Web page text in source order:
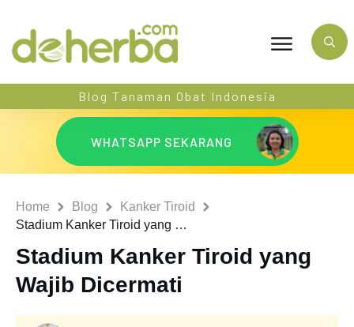
Blog Tanaman Obat Indonesia
WHATSAPP SEKARANG
Home Blog
Kanker Tiroid
Stadium Kanker Tiroid yang Wajib Dicermati
Stadium Kanker Tiroid yang
Wajib Dicermati